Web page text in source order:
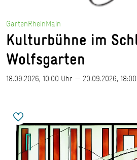
GartenRheinMain
Kulturbühne im
Wolfsgarten
18.09.2026, 10:00 Uhr — 20.09.2026,